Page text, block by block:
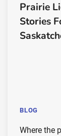
Prairie
Stories
BLOG
Where the